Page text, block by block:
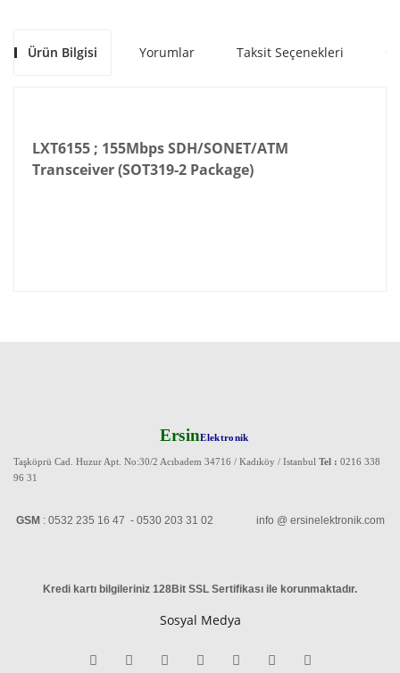
Ürün Bilgisi Yorumlar Taksit Seçenekleri
LXT6155 ; 155Mbps SDH/SONET/ATM
Transceiver (SOT319-2 Package)
ErsinElektronik
Taşköprü Cad. Huzur Apt. No:30/2 Acıbadem 34716 / Kadıköy / Istanbul Tel : 0216 338
96 31
GSM : 0532 235 16 47 - 0530 203 31 02 info @ ersinelektronik.com
Kredi kartı bilgileriniz 128Bit SSL Sertifikası ile korunmaktadır.
Sosyal Medya